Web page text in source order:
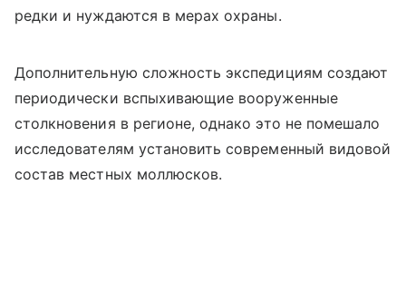
редки и нуждаются в мерах охраны.
Дополнительную сложность экспедициям создают
периодически вспыхивающие вооруженные
столкновения в регионе, однако это не помешало
исследователям установить современный видовой
состав местных моллюсков.